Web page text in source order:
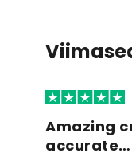
Amazing
accurate…